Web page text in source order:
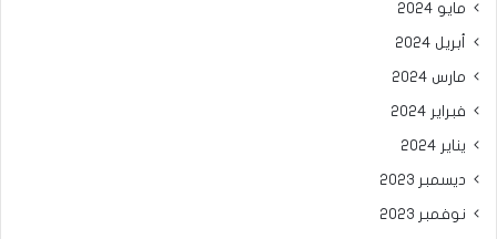
مايو 2024
أبريل 2024
مارس 2024
فبراير 2024
يناير 2024
ديسمبر 2023
نوفمبر 2023